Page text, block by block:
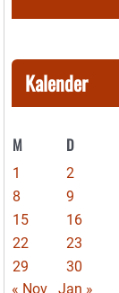
Kalender
M D
1 2
8
9
15
16
22
23
29
30
« Nov
Jan »